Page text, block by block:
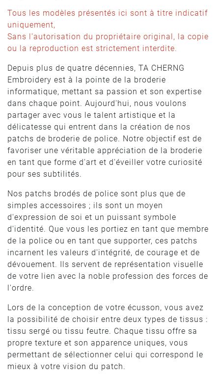
Tous les modèles présentés ici sont à titre indicatif
uniquement,
Sans l'autorisation du propriétaire original, la copie
ou la reproduction est strictement interdite.
Depuis plus de quatre décennies, TA CHERNG
Embroidery est à la pointe de la broderie
informatique, mettant sa passion et son expertise
dans chaque point. Aujourd'hui, nous voulons
partager avec vous le talent artistique et la
délicatesse qui entrent dans la création de nos
patchs de broderie de police. Notre objectif est de
favoriser une véritable appréciation de la broderie
en tant que forme d'art et d'éveiller votre curiosité
pour ses subtilités.
Nos patchs brodés de police sont plus que de
simples accessoires ; ils sont un moyen
d'expression de soi et un puissant symbole
d'identité. Que vous les portiez en tant que membre
de la police ou en tant que supporter, ces patchs
incarnent les valeurs d'intégrité, de courage et de
dévouement. Ils servent de représentation visuelle
de votre lien avec la noble profession des forces de
l'ordre.
Lors de la conception de votre écusson, vous avez
la possibilité de choisir entre deux types de tissus :
tissu sergé ou tissu feutre. Chaque tissu offre sa
propre texture et son apparence uniques, vous
permettant de sélectionner celui qui correspond le
mieux à votre vision du patch.